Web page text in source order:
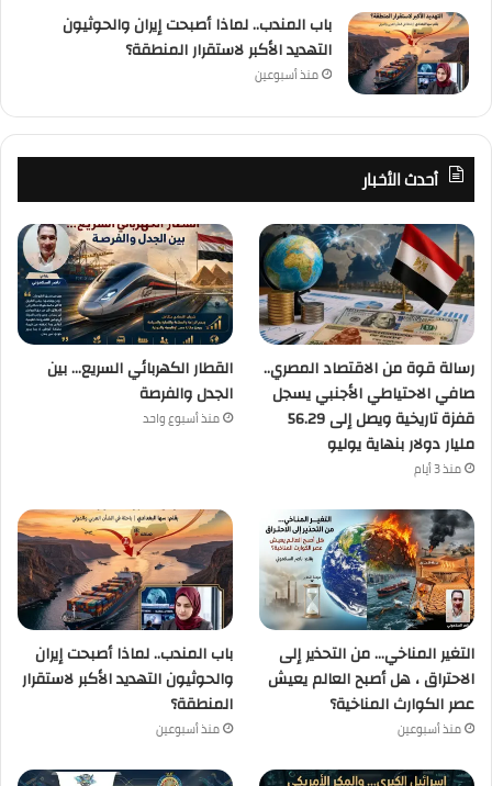
باب المندب.. لماذا أصبحت إيران والحوثيون
التهديد الأكبر لاستقرار المنطقة؟
منذ أسبوعين
أحدث الأخبار
رسالة قوة من الاقتصاد المصري..
صافي الاحتياطي الأجنبي يسجل
قفزة تاريخية ويصل إلى 56.29
مليار دولار بنهاية يوليو
منذ 3 أيام
القطار الكهربائي السريع… بين
الجدل والفرصة
منذ أسبوع واحد
التغير المناخي… من التحذير إلى
الاحتراق ، هل أصبح العالم يعيش
عصر الكوارث المناخية؟
منذ أسبوعين
باب المندب.. لماذا أصبحت إيران
والحوثيون التهديد الأكبر لاستقرار
المنطقة؟
منذ أسبوعين